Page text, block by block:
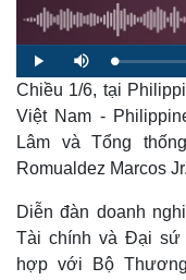
P
l
a
y
M
u
t
e
L
o
a
d
e
d
1
.
4
5
Chiều 1/6, tại
Việt Nam -
Lâm và Tổng
Romualdez Marcos
Diễn đàn doanh
Tài chính và Đại sứ
hợp với Bộ